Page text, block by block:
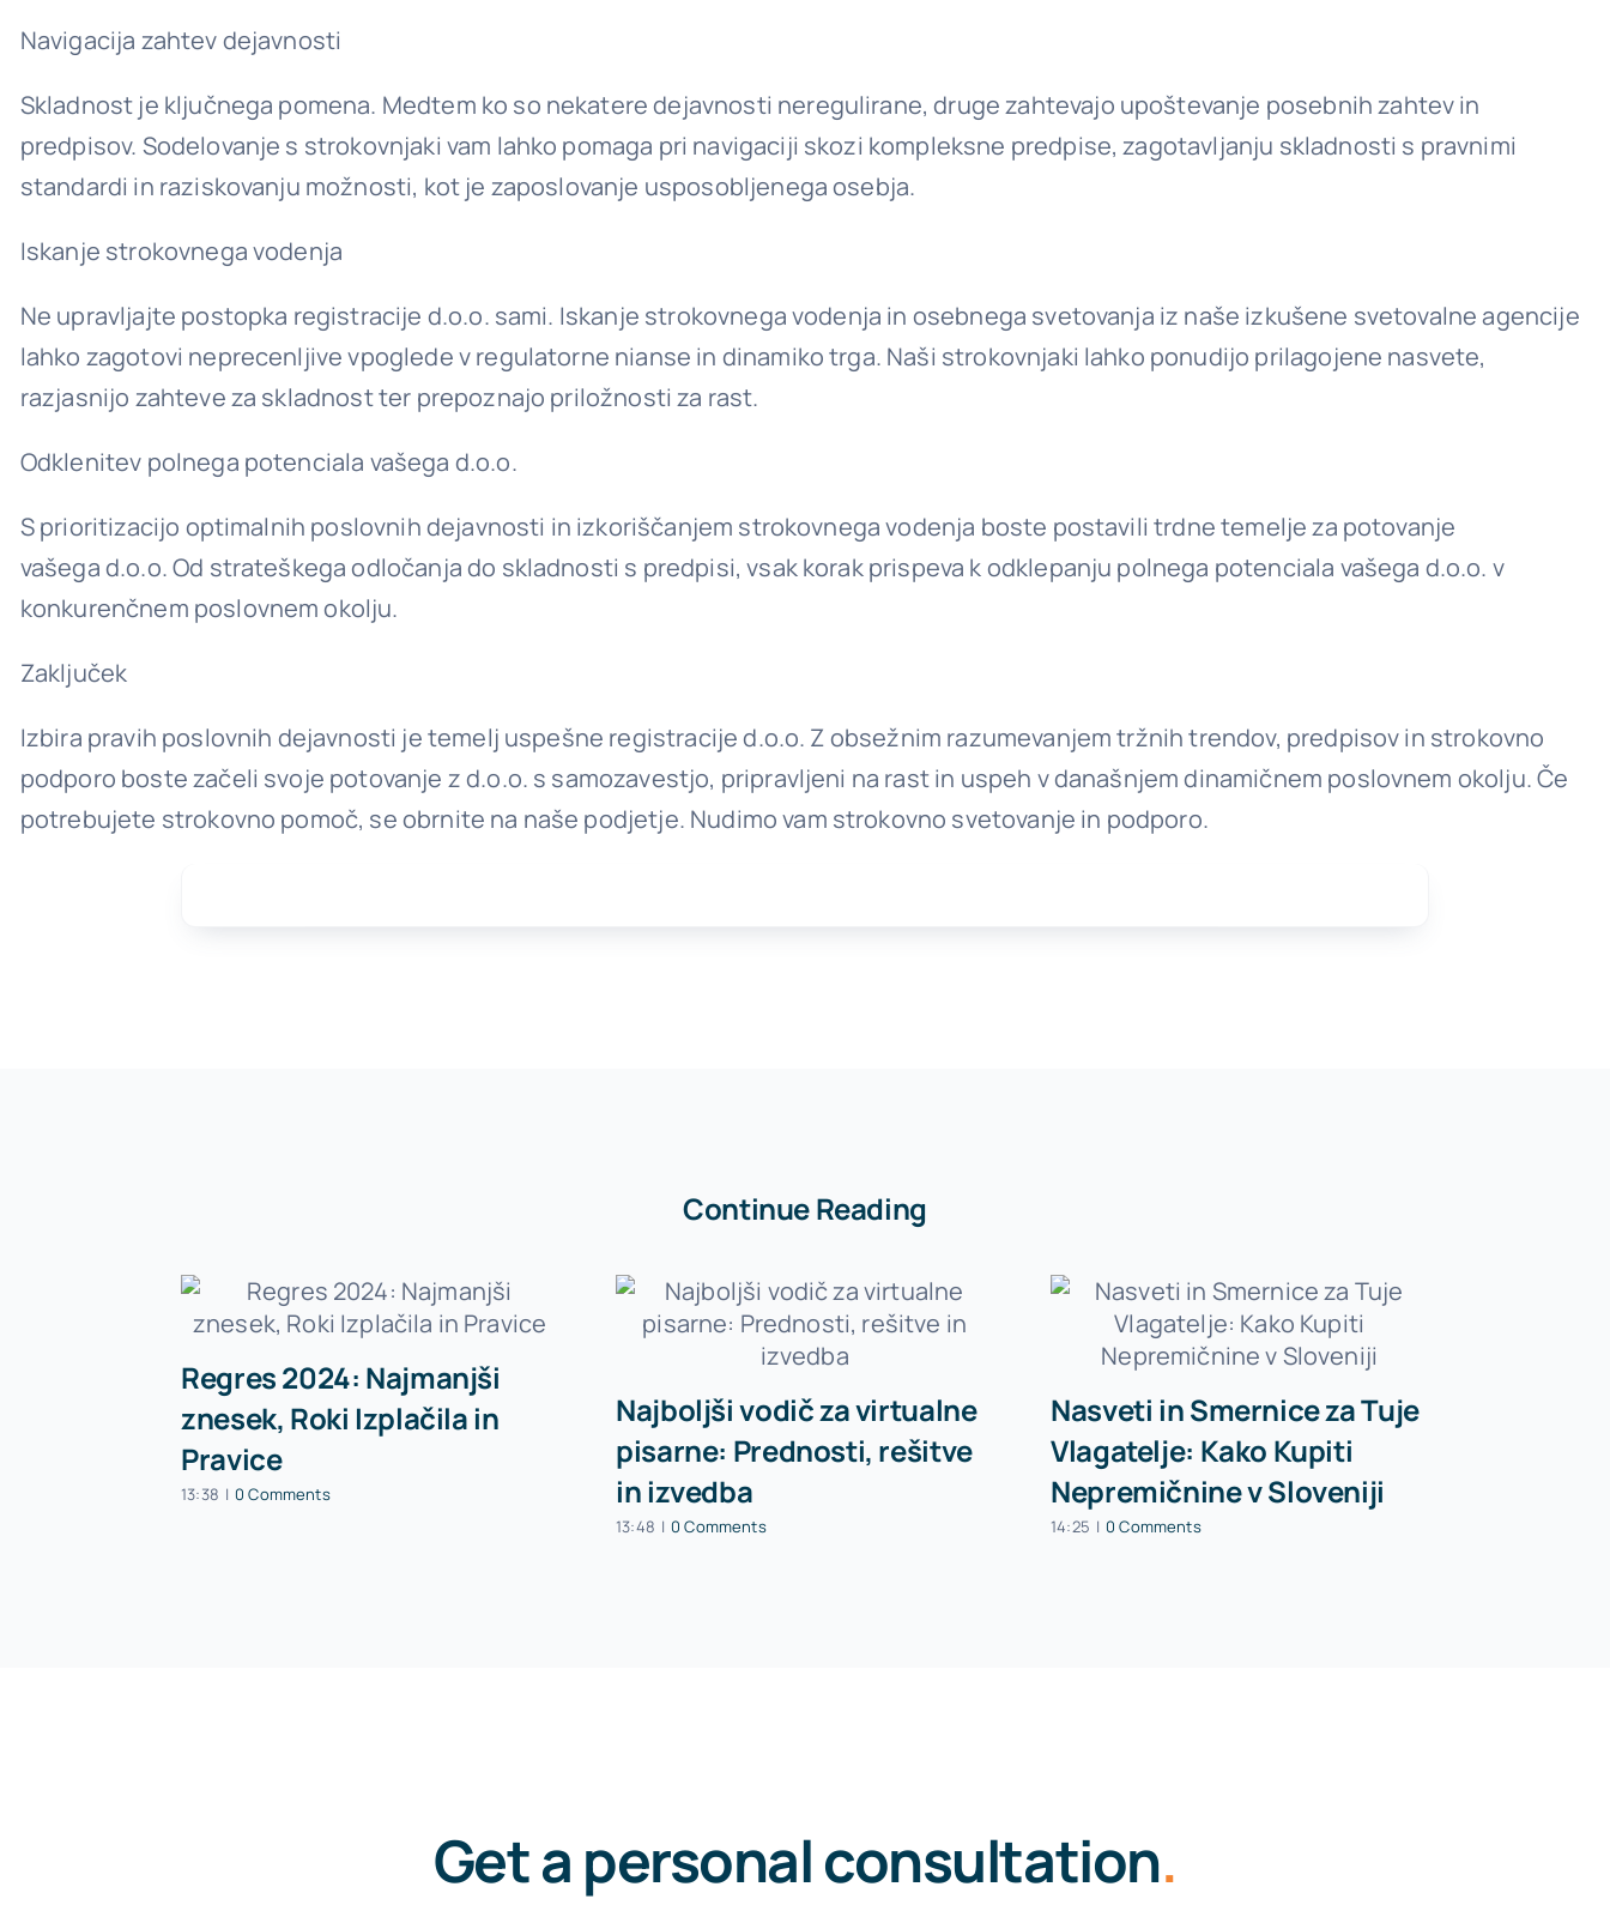
Navigacija zahtev dejavnosti
Skladnost je ključnega pomena. Medtem ko so nekatere dejavnosti neregulirane, druge zahtevajo upoštevanje posebnih zahtev in
predpisov. Sodelovanje s strokovnjaki vam lahko pomaga pri navigaciji skozi kompleksne predpise, zagotavljanju skladnosti s pravnimi
standardi in raziskovanju možnosti, kot je zaposlovanje usposobljenega osebja.
Iskanje strokovnega vodenja
Ne upravljajte postopka registracije d.o.o. sami. Iskanje strokovnega vodenja in osebnega svetovanja iz naše izkušene svetovalne agencije
lahko zagotovi neprecenljive vpoglede v regulatorne nianse in dinamiko trga. Naši strokovnjaki lahko ponudijo prilagojene nasvete,
razjasnijo zahteve za skladnost ter prepoznajo priložnosti za rast.
Odklenitev polnega potenciala vašega d.o.o.
S prioritizacijo optimalnih poslovnih dejavnosti in izkoriščanjem strokovnega vodenja boste postavili trdne temelje za potovanje
vašega d.o.o. Od strateškega odločanja do skladnosti s predpisi, vsak korak prispeva k odklepanju polnega potenciala vašega d.o.o. v
konkurenčnem poslovnem okolju.
Zaključek
Izbira pravih poslovnih dejavnosti je temelj uspešne registracije d.o.o. Z obsežnim razumevanjem tržnih trendov, predpisov in strokovno
podporo boste začeli svoje potovanje z d.o.o. s samozavestjo, pripravljeni na rast in uspeh v današnjem dinamičnem poslovnem okolju. Če
potrebujete strokovno pomoč, se obrnite na naše podjetje. Nudimo vam strokovno svetovanje in podporo.
Continue Reading
Regres 2024: Najmanjši
znesek, Roki Izplačila in
Pravice
13:38 | 0 Comments
Najboljši vodič za virtualne
pisarne: Prednosti, rešitve
in izvedba
13:48 | 0 Comments
Nasveti in Smernice za Tuje
Vlagatelje: Kako Kupiti
Nepremičnine v Sloveniji
14:25 | 0 Comments
Get a personal consultation.